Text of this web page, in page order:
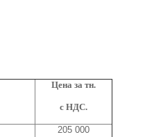
Цена за тн.
с НДС.
205 000